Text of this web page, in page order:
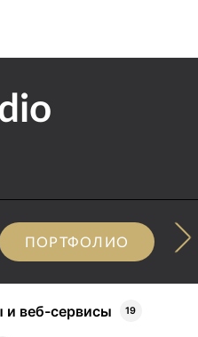
ПОРТФОЛИО
и веб-сервисы 19